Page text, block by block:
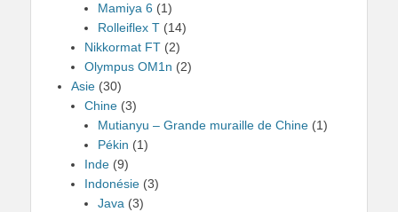
Mamiya 6 (1)
Rolleiflex T (14)
Nikkormat FT (2)
Olympus OM1n (2)
Asie (30)
Chine (3)
Mutianyu – Grande muraille de Chine (1)
Pékin (1)
Inde (9)
Indonésie (3)
Java (3)